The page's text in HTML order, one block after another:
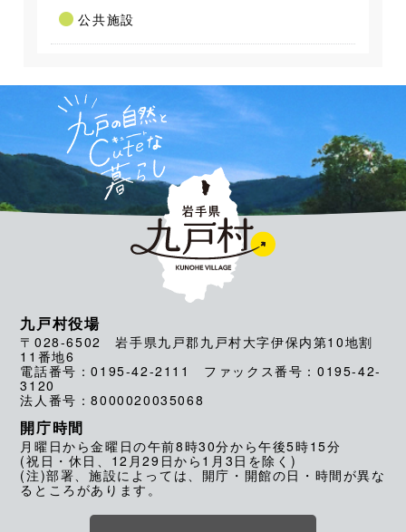
公共施設
九戸村役場
〒028-6502 岩手県九戸郡九戸村大字伊保内第10地割
11番地6
電話番号：0195-42-2111 ファックス番号：0195-42-
3120
法人番号：8000020035068
開庁時間
月曜日から金曜日の午前8時30分から午後5時15分
(祝日・休日、12月29日から1月3日を除く)
(注)部署、施設によっては、開庁・開館の日・時間が異な
るところがあります。